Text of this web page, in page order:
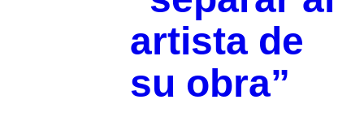
artista de
su obra”